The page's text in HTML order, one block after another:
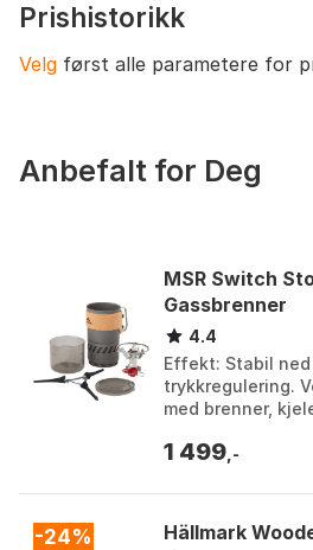
Prishistorikk
Velg først alle parametere for
Anbefalt for Deg
MSR Switch
Gassbrenner
4.4
Effekt: Stabil ned
trykkregulering.
med brenner,
og rustfri...
1 499 ,-
-24% Hällmark